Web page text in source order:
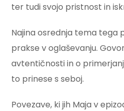
ter tudi svojo pristnost in
Najina osrednja tema tega
prakse v oglaševanju.
avtentičnosti in o
to prinese s seboj.
Povezave, ki jih Maja v